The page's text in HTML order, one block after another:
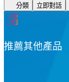
分類 立即對話
推薦其他產品